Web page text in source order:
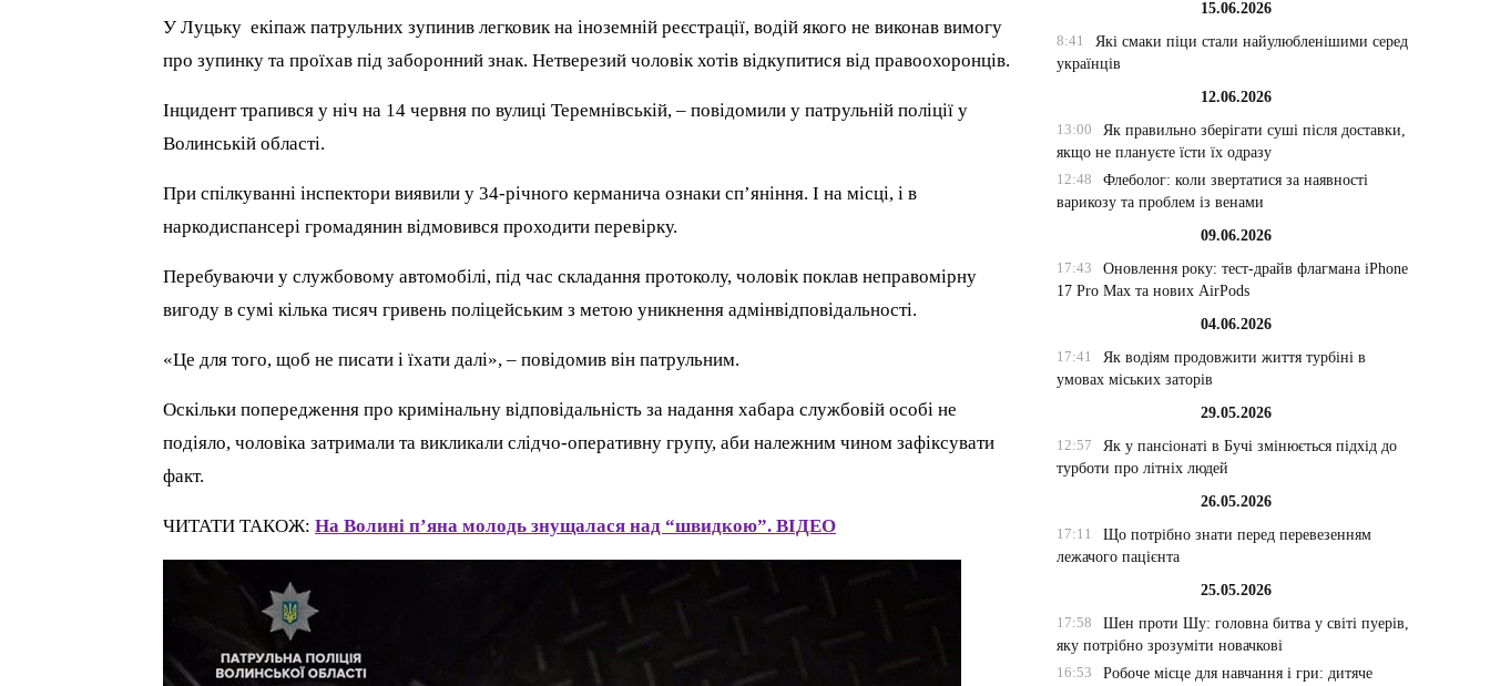
У Луцьку екіпаж патрульних зупинив легковик на іноземній реєстрації, водій якого не виконав вимогу
про зупинку та проїхав під заборонний знак. Нетверезий чоловік хотів відкупитися від правоохоронців.
Інцидент трапився у ніч на 14 червня по вулиці Теремнівській, – повідомили у патрульній поліції у
Волинській області.
При спілкуванні інспектори виявили у 34-річного керманича ознаки сп’яніння.І на місці, і в
наркодиспансері громадянин відмовився проходити перевірку.
Перебуваючи у службовому автомобілі, під час складання протоколу, чоловік поклав неправомірну
вигоду в сумі кілька тисяч гривень поліцейським з метою уникнення адмінвідповідальності.
«Це для того, щоб не писати і їхати далі», – повідомив він патрульним.
Оскільки попередження про кримінальну відповідальність за надання хабара службовій особі не
подіяло, чоловіка затримали та викликали слідчо-оперативну групу, аби належним чином зафіксувати
факт.
ЧИТАТИ ТАКОЖ:На Волині п’яна молодь знущалася над “швидкою”. ВІДЕО
15.06.2026
8:41
Які смаки піци стали найулюбленішими серед
українців
12.06.2026
13:00
Як правильно зберігати суші після доставки,
якщо не плануєте їсти їх одразу
12:48
Флеболог: коли звертатися за наявності
варикозу та проблем із венами
09.06.2026
17:43
Оновлення року: тест-драйв флагмана iPhone
17 Pro Max та нових AirPods
04.06.2026
17:41
Як водіям продовжити життя турбіні в
умовах міських заторів
29.05.2026
12:57
Як у пансіонаті в Бучі змінюється підхід до
турботи про літніх людей
26.05.2026
17:11
Що потрібно знати перед перевезенням
лежачого пацієнта
25.05.2026
17:58
Шен проти Шу: головна битва у світі пуерів,
яку потрібно зрозуміти новачкові
16:53
Робоче місце для навчання і гри: дитяче